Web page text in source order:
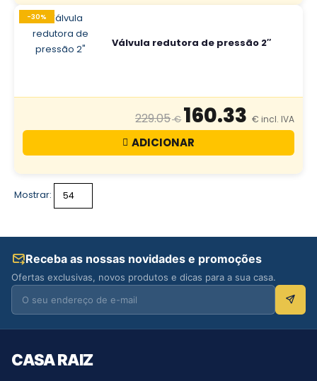
-30%
Válvula redutora de pressão 2″
229.05 160.33
ADICIONAR
Mostrar:
Receba as nossas novidades e promoções
Ofertas exclusivas, novos produtos e dicas para a sua casa.
CASA RAIZ